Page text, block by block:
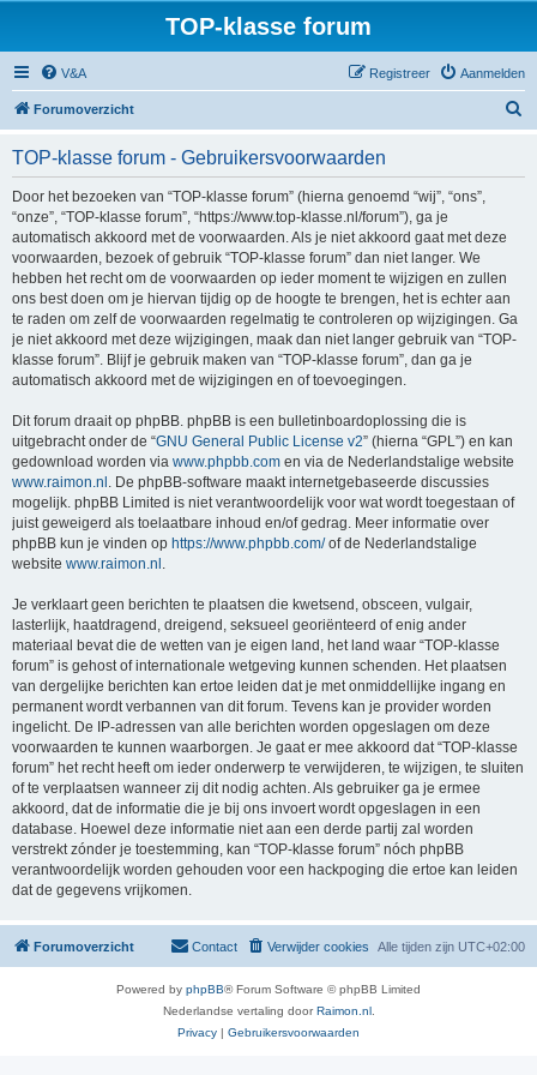
TOP-klasse forum
V&A Aanmelden
Registreer
Forumoverzicht
TOP-klasse forum - Gebruikersvoorwaarden
Door het bezoeken van “TOP-klasse forum” (hierna genoemd “wij”, “ons”,
“onze”, “TOP-klasse forum”, “https://www.top-klasse.nl/forum”), ga je
automatisch akkoord met de voorwaarden. Als je niet akkoord gaat met deze
voorwaarden, bezoek of gebruik “TOP-klasse forum” dan niet langer. We
hebben het recht om de voorwaarden op ieder moment te wijzigen en zullen
ons best doen om je hiervan tijdig op de hoogte te brengen, het is echter aan
te raden om zelf de voorwaarden regelmatig te controleren op wijzigingen. Ga
je niet akkoord met deze wijzigingen, maak dan niet langer gebruik van “TOP-
klasse forum”. Blijf je gebruik maken van “TOP-klasse forum”, dan ga je
automatisch akkoord met de wijzigingen en of toevoegingen.
Dit forum draait op phpBB. phpBB is een bulletinboardoplossing die is
uitgebracht onder de “GNU General Public License v2” (hierna “GPL”) en kan
gedownload worden via www.phpbb.com en via de Nederlandstalige website
www.raimon.nl . De phpBB-software maakt internetgebaseerde discussies
mogelijk. phpBB Limited is niet verantwoordelijk voor wat wordt toegestaan of
juist geweigerd als toelaatbare inhoud en/of gedrag. Meer informatie over
phpBB kun je vinden op https://www.phpbb.com/of de Nederlandstalige
website www.raimon.nl .
Je verklaart geen berichten te plaatsen die kwetsend, obsceen, vulgair,
lasterlijk, haatdragend, dreigend, seksueel georiënteerd of enig ander
materiaal bevat die de wetten van je eigen land, het land waar “TOP-klasse
forum” is gehost of internationale wetgeving kunnen schenden. Het plaatsen
van dergelijke berichten kan ertoe leiden dat je met onmiddellijke ingang en
permanent wordt verbannen van dit forum. Tevens kan je provider worden
ingelicht. De IP-adressen van alle berichten worden opgeslagen om deze
voorwaarden te kunnen waarborgen. Je gaat er mee akkoord dat “TOP-klasse
forum” het recht heeft om ieder onderwerp te verwijderen, te wijzigen, te sluiten
of te verplaatsen wanneer zij dit nodig achten. Als gebruiker ga je ermee
akkoord, dat de informatie die je bij ons invoert wordt opgeslagen in een
database. Hoewel deze informatie niet aan een derde partij zal worden
verstrekt zónder je toestemming, kan “TOP-klasse forum” nóch phpBB
verantwoordelijk worden gehouden voor een hackpoging die ertoe kan leiden
dat de gegevens vrijkomen.
Forumoverzicht Alle tijden zijn UTC+02:00
Verwijder cookies
Contact
Powered by phpBB® Forum Software © phpBB Limited
Nederlandse vertaling doorRaimon.nl.
Privacy | Gebruikersvoorwaarden